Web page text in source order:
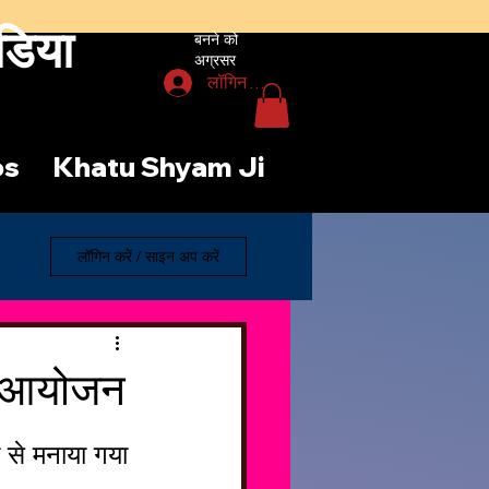
बनने को
अग्रसर
लॉगिन करें
Khatu Shyam Ji
लॉगिन करें / साइन अप करें
आयोजन
मनाया गया